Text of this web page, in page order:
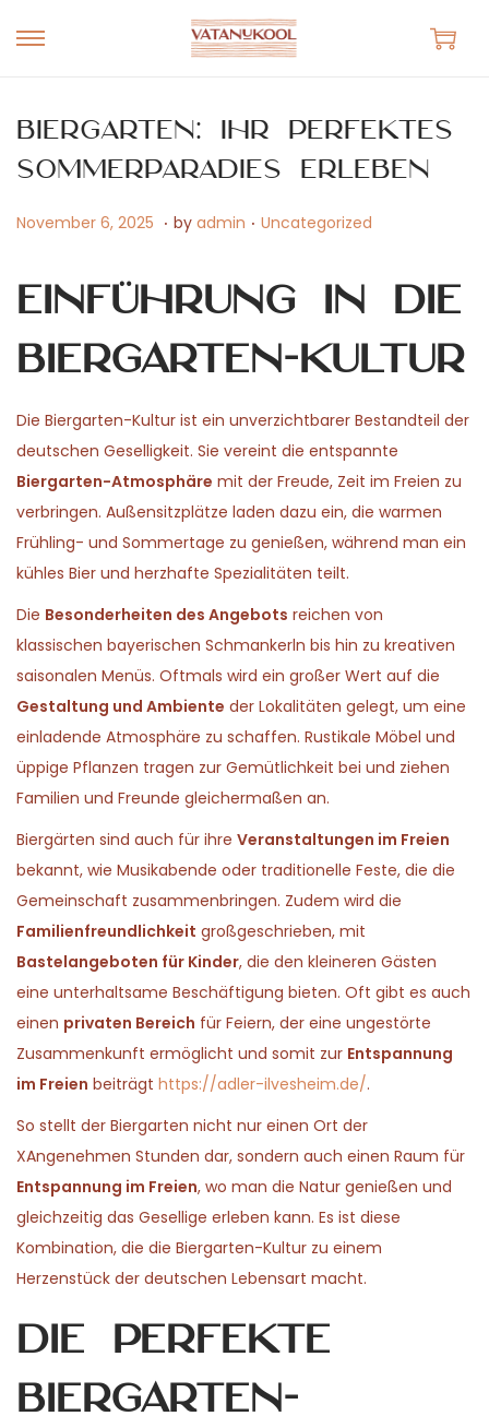
S
p
t
n
v
t
i
o
n
S
p
t
c
n
t
Biergarten: Ihr perfektes
Sommerparadies erleben
P
s
t
e
d
November 6, 2025 A
l
2
2
0
. by admin . P
s
t
Uncategorized
Einführung in die
Biergarten-Kultur
Die Biergarten-Kultur ist ein unverzichtbarer Bestandteil der
deutschen Geselligkeit. Sie vereint die entspannte
Biergarten-Atmosphäre mit der Freude, Zeit im Freien zu
verbringen. Außensitzplätze laden dazu ein, die warmen
Frühling- und Sommertage zu genießen, während man ein
kühles Bier und herzhafte Spezialitäten teilt.
Die Besonderheiten des Angebots reichen von
klassischen bayerischen Schmankerln bis hin zu kreativen
saisonalen Menüs. Oftmals wird ein großer Wert auf die
Gestaltung und Ambiente der Lokalitäten gelegt, um eine
einladende Atmosphäre zu schaffen. Rustikale Möbel und
üppige Pflanzen tragen zur Gemütlichkeit bei und ziehen
Familien und Freunde gleichermaßen an.
Biergärten sind auch für ihre Veranstaltungen im Freien
bekannt, wie Musikabende oder traditionelle Feste, die die
Gemeinschaft zusammenbringen. Zudem wird die
Familienfreundlichkeit großgeschrieben, mit
Bastelangeboten für Kinder, die den kleineren Gästen
eine unterhaltsame Beschäftigung bieten. Oft gibt es auch
einen privaten Bereich für Feiern, der eine ungestörte
Zusammenkunft ermöglicht und somit zur Entspannung
im Freien beiträgt https://adler-ilvesheim.de/.
So stellt der Biergarten nicht nur einen Ort der
XAngenehmen Stunden dar, sondern auch einen Raum für
Entspannung im Freien, wo man die Natur genießen und
gleichzeitig das Gesellige erleben kann. Es ist diese
Kombination, die die Biergarten-Kultur zu einem
Herzenstück der deutschen Lebensart macht.
Die perfekte
Biergarten-